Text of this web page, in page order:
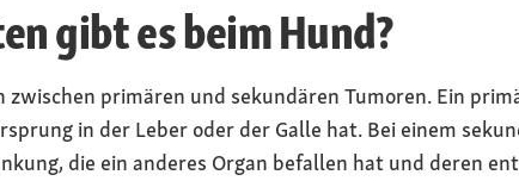
gibt es beim Hund?
primären und sekundären Tumoren. Ein
in der Leber oder der Galle hat. Bei einem
die ein anderes Organ befallen hat und deren